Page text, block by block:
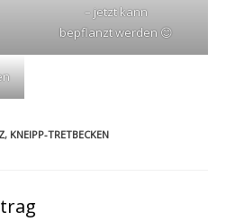
– jetzt kann
bepflanzt werden 😊
, KNEIPP-TRETBECKEN